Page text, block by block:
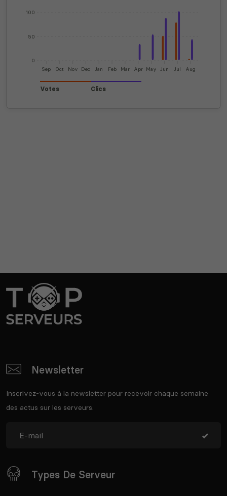
0
50
100
Sep Oct Nov Dec Jan Feb Mar Apr May Jun Jul Aug
Votes Clics
Newsletter
Inscrivez-vous à la newsletter pour recevoir chaque semaine
des actus sur les serveurs.
Types De Serveur